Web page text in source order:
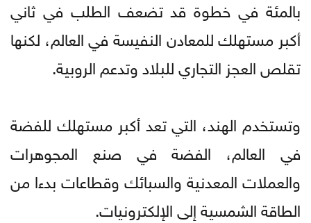
بالمئة في خطوة قد تضعف الطلب في ثاني
أكبر مستهلك للمعادن النفيسة في العالم، لكنها
تقلص العجز التجاري للبلاد وتدعم الروبية.
وتستخدم الهند، التي تعد أكبر مستهلك للفضة
في العالم، الفضة في صنع المجوهرات
والعملات المعدنية والسبائك وقطاعات بدءا من
الطاقة الشمسية إلى الإلكترونيات.